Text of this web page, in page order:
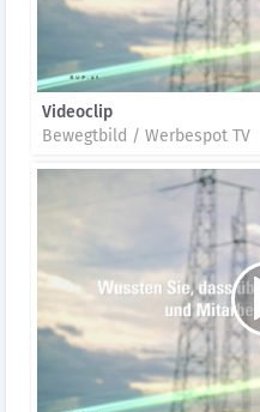
Videoclip
Bewegtbild / Werbespot TV